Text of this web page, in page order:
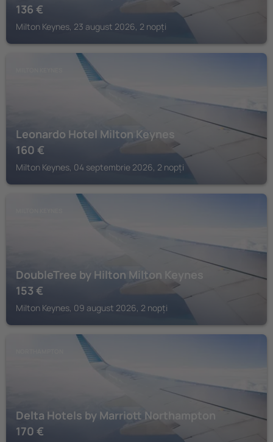
136 €
Milton Keynes, 23 august 2026, 2 nopți
Leonardo Hotel Milton Keynes
160 €
Milton Keynes, 04 septembrie 2026, 2 nopți
DoubleTree by Hilton Milton Keynes
153 €
Milton Keynes, 09 august 2026, 2 nopți
Delta Hotels by Marriott Northampton
170 €